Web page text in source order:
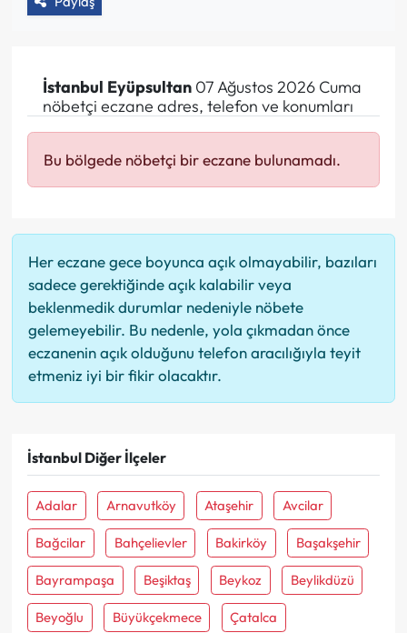
İstanbul Eyüpsultan07 Ağustos 2026 Cuma
nöbetçi eczane adres, telefon ve konumları
Bu bölgede nöbetçi bir eczane bulunamadı.
Her eczane gece boyunca açık olmayabilir, bazıları
sadece gerektiğinde açık kalabilir veya
beklenmedik durumlar nedeniyle nöbete
gelemeyebilir. Bu nedenle, yola çıkmadan önce
eczanenin açık olduğunu telefon aracılığıyla teyit
etmeniz iyi bir fikir olacaktır.
İstanbul Diğer İlçeler
Adalar Arnavutköy Ataşehir Avcilar
Bağcilar Bahçelievler Bakirköy Başakşehir
Bayrampaşa Beşiktaş Beykoz Beylikdüzü
Beyoğlu Büyükçekmece Çatalca